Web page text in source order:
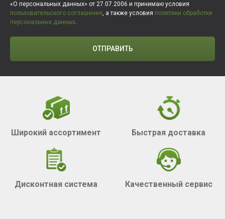
«О персональных данных» от 27.07.2006 и принимаю условия
пользовательского соглашения, а также условия политики обработки
персональных данных.
ОТПРАВИТЬ
Широкий ассортимент Быстрая доставка
Дисконтная система Качественный сервис